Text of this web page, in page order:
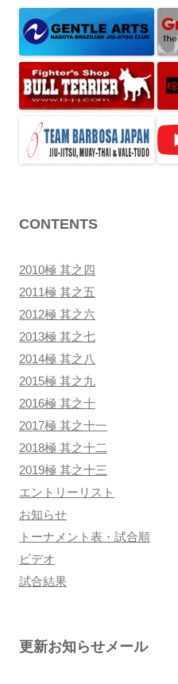
ビ
ゲ
ー
シ
ョ
ン
CONTENTS
2010極 其之四
2011極 其之五
2012極 其之六
2013極 其之七
2014極 其之八
2015極 其之九
2016極 其之十
2017極 其之十一
2018極 其之十二
2019極 其之十三
エントリーリスト
お知らせ
トーナメント表・試合順
ビデオ
試合結果
更新お知らせメール